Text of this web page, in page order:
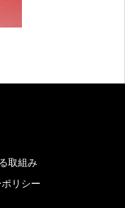
取組み
リシー